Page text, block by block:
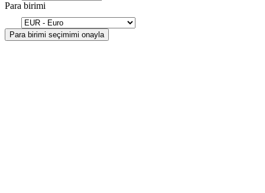
Para birimi
Para birimi seçimimi onayla